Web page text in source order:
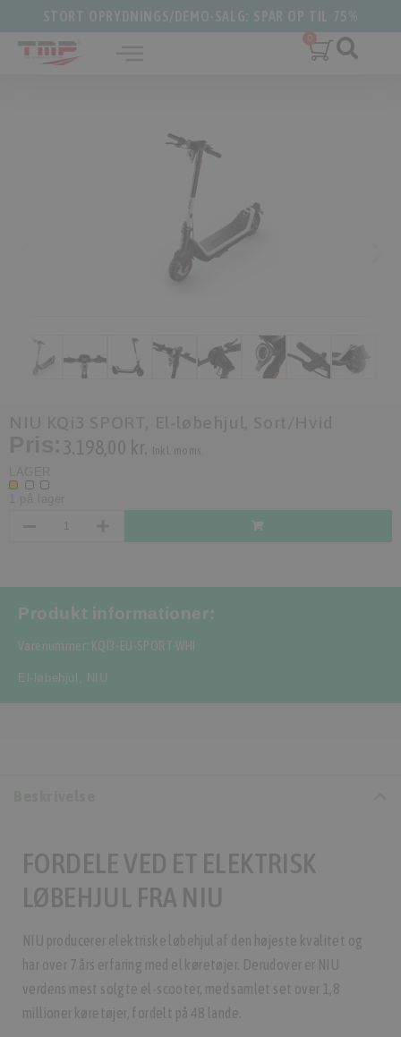
STORT OPRYDNINGS/DEMO-SALG: SPAR OP TIL 75%
Produkt informationer:
Varenummer: KQI3-EU-SPORT-WHI
El-løbehjul , NIU
FORDELE VED ET ELEKTRISK
LØBEHJUL FRA NIU
NIU producerer elektriske løbehjul af den højeste kvalitet og
har over 7 års erfaring med el køretøjer. Derudover er NIU
verdens mest solgte el-scooter, med samlet set over 1,8
millioner køretøjer, fordelt på 48 lande.